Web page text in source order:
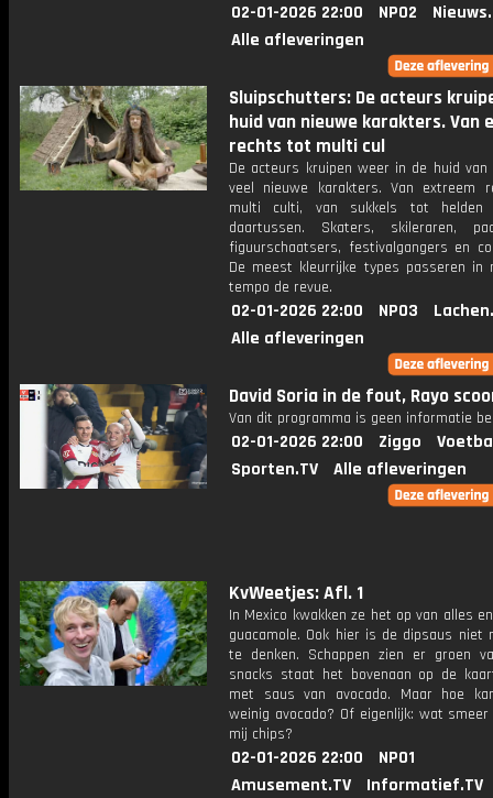
02-01-2026 22:00 NPO2
Alle afleveringen
Sluipschutters: De acteurs
huid van nieuwe karakters. Van
rechts tot multi cul
De acteurs kruipen weer in de huid van
veel nieuwe karakters. Van extreem
multi culti, van sukkels tot helden
daartussen. Skaters, skileraren,
figuurschaatsers, festivalgangers en
De meest kleurrijke types passeren in
tempo de revue.
02-01-2026 22:00 NPO3
Alle afleveringen
David Soria in de fout, Rayo
Van dit programma is geen informatie
02-01-2026 22:00 Ziggo
Sporten.TV
Alle afleveringen
KvWeetjes: Afl. 1
In Mexico kwakken ze het op van alles
guacamole. Ook hier is de dipsaus niet
te denken. Schappen zien er groen
snacks staat het bovenaan op de
met saus van avocado. Maar hoe
weinig avocado? Of eigenlijk: wat
mij chips?
02-01-2026 22:00
NPO1
Amusement.TV
Informatief.TV